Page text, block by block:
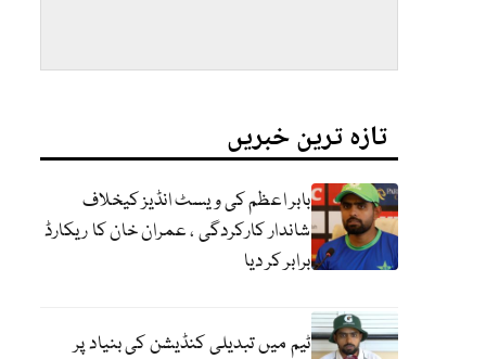
تازہ ترین خبریں
بابر اعظم کی ویسٹ انڈیز کیخلاف
شاندار کارکردگی ، عمران خان کا ریکارڈ
برابر کر دیا
ٹیم میں تبدیلی کنڈیشن کی بنیاد پر